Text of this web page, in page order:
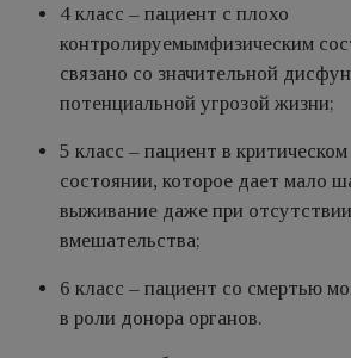
4 класс – пациент с плохо
контролируемымфизическим
связано со значительной
потенциальной угрозой жизни;
5 класс – пациент в
состоянии, которое дает мало
выживание даже при отсутствии
вмешательства;
6 класс – пациент со смертью
в роли донора органов.